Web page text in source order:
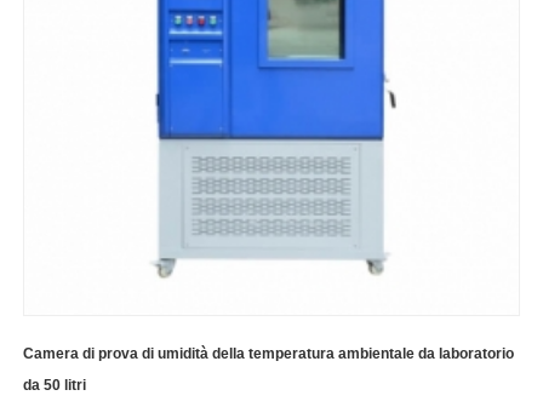
Camera di prova di umidità della temperatura ambientale da laboratorio
da 50 litri